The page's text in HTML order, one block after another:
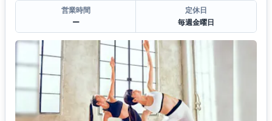
営業時間
ー
定休日
毎週金曜日